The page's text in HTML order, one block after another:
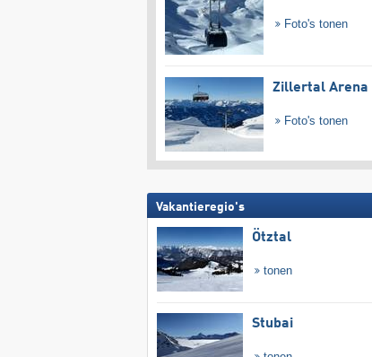
Foto's tonen
Zillertal Arena
Foto's tonen
Vakantieregio's
Ötztal
tonen
Stubai